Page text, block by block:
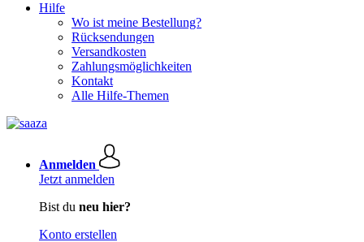
Hilfe
Wo ist meine Bestellung?
Rücksendungen
Versandkosten
Zahlungsmöglichkeiten
Kontakt
Alle Hilfe-Themen
Anmelden
Jetzt anmelden
Bist du neu hier?
Konto erstellen